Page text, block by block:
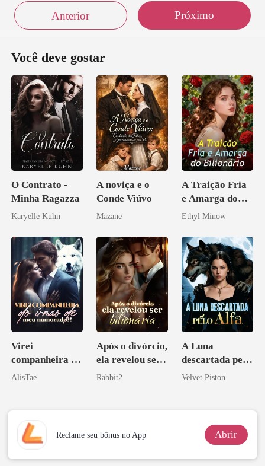
Anterior Próximo
Você deve gostar
O Contrato -
Minha Ragazza
Karyelle Kuhn
A noviça e o
Conde Viúvo
Mazane
A Traição Fria
e Amarga do
Bilionário
Ethyl Minow
Virei
companheira do
irmão de meu
AlisTae
Após o divórcio,
ela revelou ser
bilionária
Rabbit2
A Luna
descartada pelo
Alfa
Velvet Piston
Reclame seu bônus no App Abrir